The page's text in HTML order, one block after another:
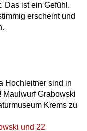
Das ist ein Gefühl.
erscheint und
Hochleitner sind in
Maulwurf Grabowski
Krems zu
und 22